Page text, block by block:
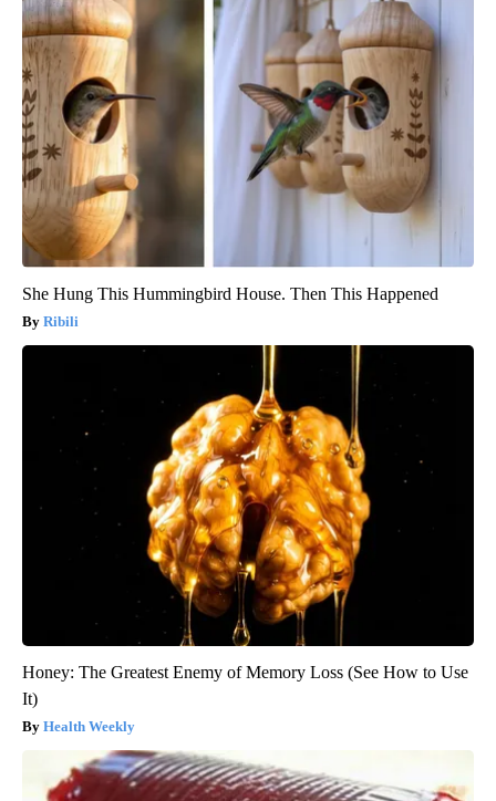
She Hung This Hummingbird House. Then This Happened
Ribili
Honey: The Greatest Enemy of Memory Loss (See How to Use
It)
Health Weekly